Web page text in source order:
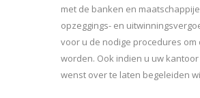
met de banken en
opzeggings- en
voor u de nodige procedures om
worden. Ook indien u uw
wenst over te laten begeleiden